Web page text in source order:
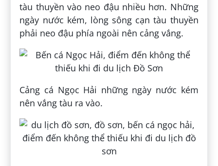
tàu thuyền vào neo đậu nhiều hơn. Những
ngày nước kém, lòng sông cạn tàu thuyền
phải neo đậu phía ngoài nên cảng vắng.
Cảng cá Ngọc Hải những ngày nước kém
nên vắng tàu ra vào.